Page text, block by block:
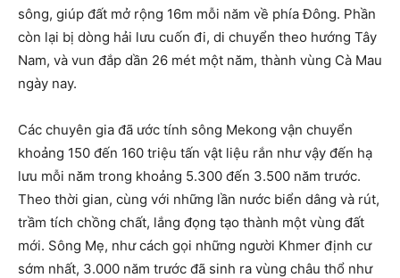
sông, giúp đất mở rộng 16m mỗi năm về phía Đông. Phần
còn lại bị dòng hải lưu cuốn đi, di chuyển theo hướng Tây
Nam, và vun đắp dần 26 mét một năm, thành vùng Cà Mau
ngày nay.
Các chuyên gia đã ước tính sông Mekong vận chuyển
khoảng 150 đến 160 triệu tấn vật liệu rắn như vậy đến hạ
lưu mỗi năm trong khoảng 5.300 đến 3.500 năm trước.
Theo thời gian, cùng với những lần nước biển dâng và rút,
trầm tích chồng chất, lắng đọng tạo thành một vùng đất
mới. Sông Mẹ, như cách gọi những người Khmer định cư
sớm nhất, 3.000 năm trước đã sinh ra vùng châu thổ như